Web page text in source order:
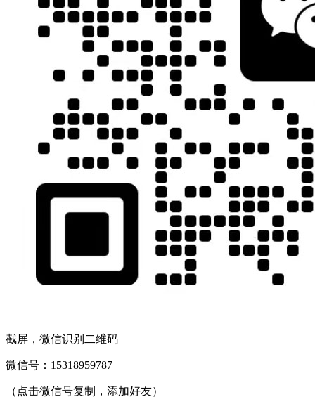
截屏，微信识别二维码
微信号： 15318959787
（点击微信号复制，添加好友）